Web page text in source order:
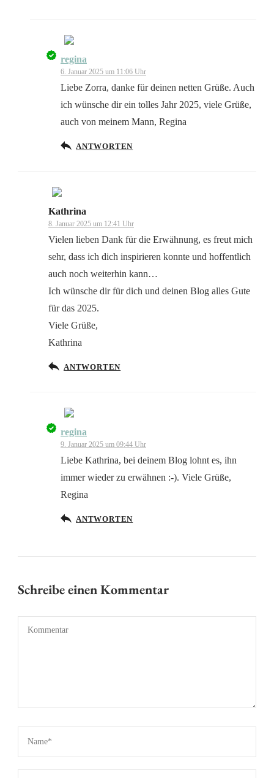
Das „Echte-Person“-Abzeichen!
Anti-Spam von CleanTalk
regina
6. Januar 2025 um 11:06 Uhr
Liebe Zorra, danke für deinen netten Grüße. Auch
ich wünsche dir ein tolles Jahr 2025, viele Grüße,
auch von meinem Mann, Regina
ANTWORTEN
Das „Echte-Person“-Abzeichen!
Anti-Spam von CleanTalk
Kathrina
8. Januar 2025 um 12:41 Uhr
Vielen lieben Dank für die Erwähnung, es freut mich
sehr, dass ich dich inspirieren konnte und hoffentlich
auch noch weiterhin kann…
Ich wünsche dir für dich und deinen Blog alles Gute
für das 2025.
Viele Grüße,
Kathrina
ANTWORTEN
Das „Echte-Person“-Abzeichen!
Anti-Spam von CleanTalk
regina
9. Januar 2025 um 09:44 Uhr
Liebe Kathrina, bei deinem Blog lohnt es, ihn
immer wieder zu erwähnen :-). Viele Grüße,
Regina
ANTWORTEN
Schreibe einen Kommentar